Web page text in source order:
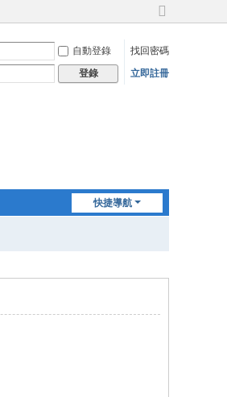
切
到
寬
自動登錄
找回密碼
登錄 立即註冊
快捷導航